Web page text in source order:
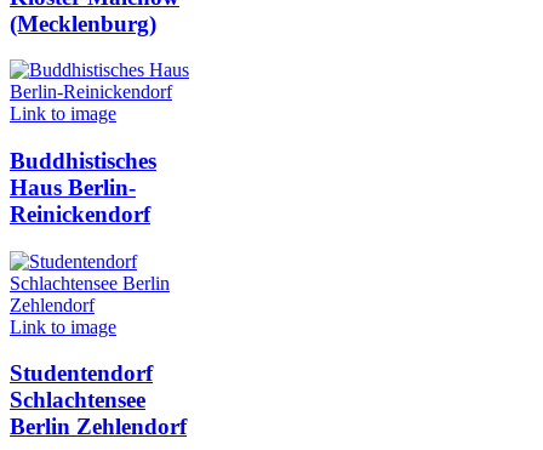
(Mecklenburg)
Link to image
Buddhistisches
Haus Berlin-
Reinickendorf
Link to image
Studentendorf
Schlachtensee
Berlin Zehlendorf